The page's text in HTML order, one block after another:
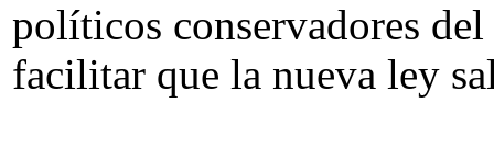
políticos conservadores
facilitar que la nueva ley